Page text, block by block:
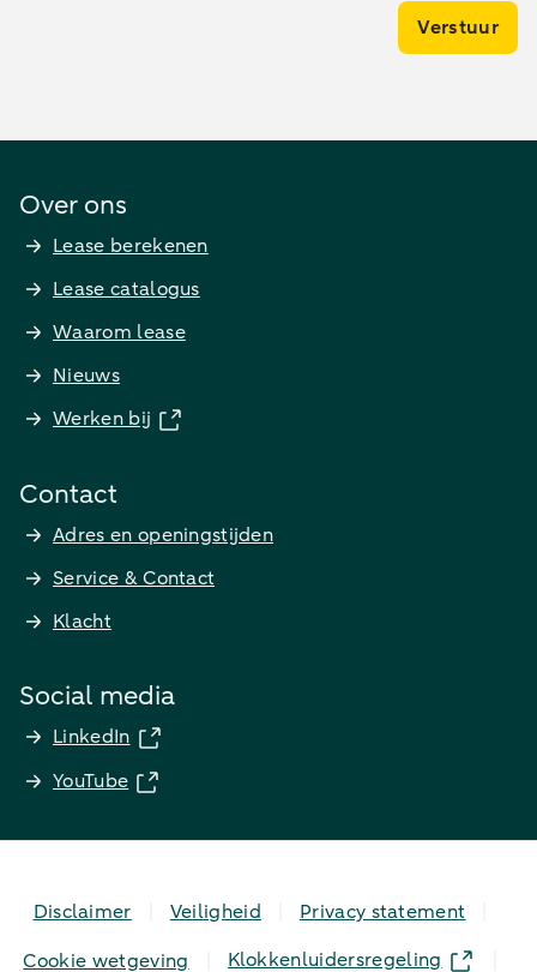
Verstuur
Over ons
Lease berekenen
Lease catalogus
Waarom lease
Nieuws
Werken bij
Contact
Adres en openingstijden
Service & Contact
Klacht
Social media
LinkedIn
YouTube
Disclaimer Veiligheid
Privacy statement
Cookie wetgeving
Klokkenluidersregeling